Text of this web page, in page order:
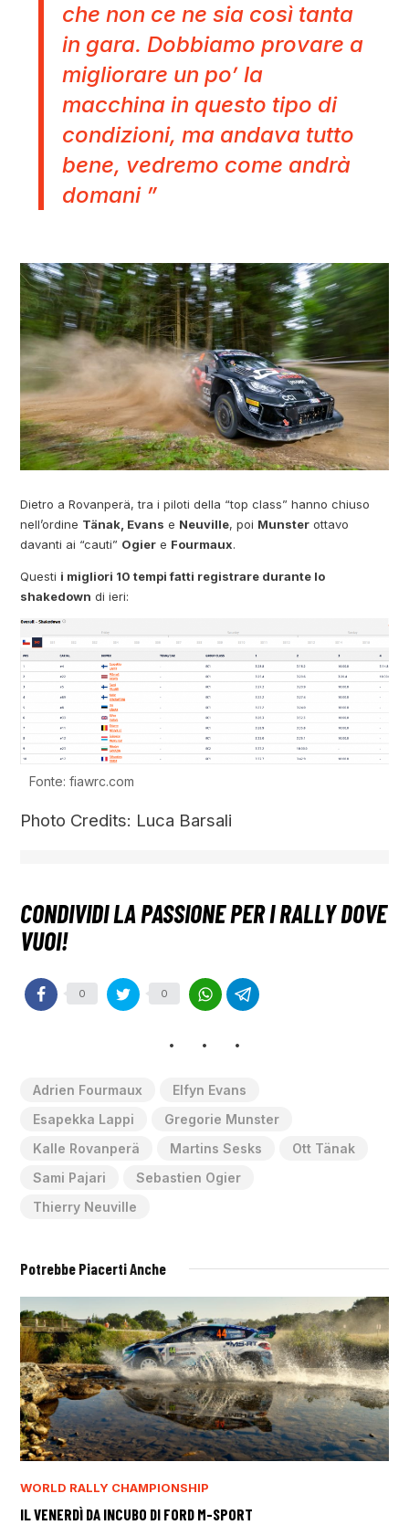
che non ce ne sia così tanta
in gara. Dobbiamo provare a
migliorare un po’ la
macchina in questo tipo di
condizioni, ma andava tutto
bene, vedremo come andrà
domani ”
Dietro a Rovanperä, tra i piloti della “top class” hanno chiuso
nell’ordine Tänak, Evans e Neuville, poi Munster ottavo
davanti ai “cauti” Ogier e Fourmaux.
Questi i migliori 10 tempi fatti registrare durante lo
shakedown di ieri:
Fonte: fiawrc.com
Photo Credits: Luca Barsali
0 0
Adrien Fourmaux
Elfyn Evans
Esapekka Lappi
Gregorie Munster
Kalle Rovanperä
Martins Sesks
Ott Tänak
Sami Pajari
Sebastien Ogier
Thierry Neuville
Potrebbe Piacerti Anche
WORLD RALLY CHAMPIONSHIP
IL VENERDÌ DA INCUBO DI FORD M-SPORT